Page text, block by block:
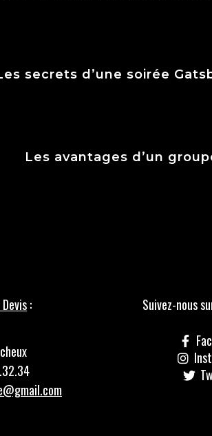
secrets d’une soirée
Les avantages d’un
: Suivez-nous